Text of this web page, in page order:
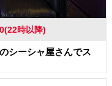
時以降)
シーシャ屋さんでス